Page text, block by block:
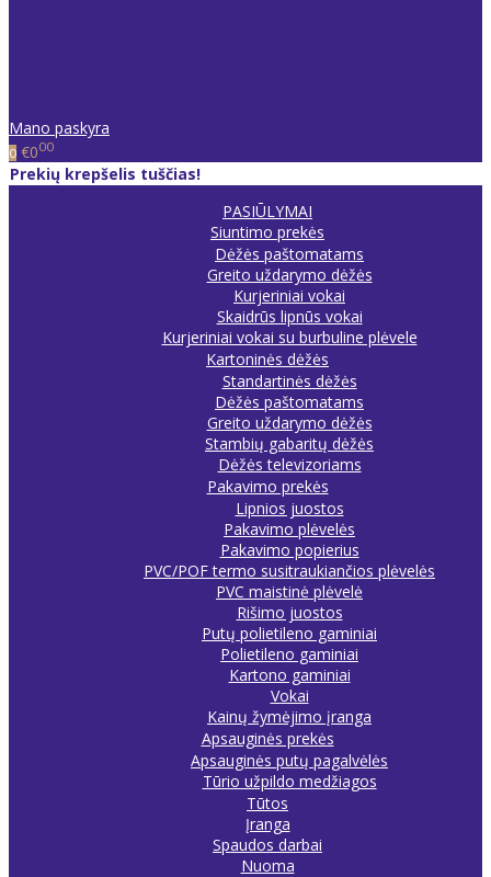
Mano paskyra
0 €000
Prekių krepšelis tuščias!
PASIŪLYMAI
Siuntimo prekės
Dėžės paštomatams
Greito uždarymo dėžės
Kurjeriniai vokai
Skaidrūs lipnūs vokai
Kurjeriniai vokai su burbuline plėvele
Kartoninės dėžės
Standartinės dėžės
Dėžės paštomatams
Greito uždarymo dėžės
Stambių gabaritų dėžės
Dėžės televizoriams
Pakavimo prekės
Lipnios juostos
Pakavimo plėvelės
Pakavimo popierius
PVC/POF termo susitraukiančios plėvelės
PVC maistinė plėvelė
Rišimo juostos
Putų polietileno gaminiai
Polietileno gaminiai
Kartono gaminiai
Vokai
Kainų žymėjimo įranga
Apsauginės prekės
Apsauginės putų pagalvėlės
Tūrio užpildo medžiagos
Tūtos
Įranga
Spaudos darbai
Nuoma